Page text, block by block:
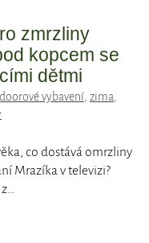
zmrzliny
kopcem se
dětmi
vybavení, zima,
co dostává omrzliny
Mrazíka v televizi?